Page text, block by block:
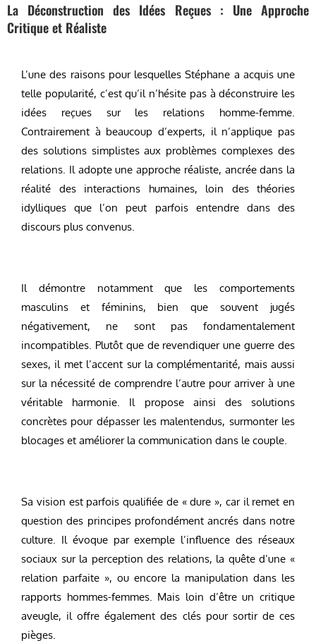
La Déconstruction des Idées Reçues : Une Approche
Critique et Réaliste
L’une des raisons pour lesquelles Stéphane a acquis une
telle popularité, c’est qu’il n’hésite pas à déconstruire les
idées reçues sur les relations homme-femme.
Contrairement à beaucoup d’experts, il n’applique pas
des solutions simplistes aux problèmes complexes des
relations. Il adopte une approche réaliste, ancrée dans la
réalité des interactions humaines, loin des théories
idylliques que l’on peut parfois entendre dans des
discours plus convenus.
Il démontre notamment que les comportements
masculins et féminins, bien que souvent jugés
négativement, ne sont pas fondamentalement
incompatibles. Plutôt que de revendiquer une guerre des
sexes, il met l’accent sur la complémentarité, mais aussi
sur la nécessité de comprendre l’autre pour arriver à une
véritable harmonie. Il propose ainsi des solutions
concrètes pour dépasser les malentendus, surmonter les
blocages et améliorer la communication dans le couple.
Sa vision est parfois qualifiée de « dure », car il remet en
question des principes profondément ancrés dans notre
culture. Il évoque par exemple l’influence des réseaux
sociaux sur la perception des relations, la quête d’une «
relation parfaite », ou encore la manipulation dans les
rapports hommes-femmes. Mais loin d’être un critique
aveugle, il offre également des clés pour sortir de ces
pièges.